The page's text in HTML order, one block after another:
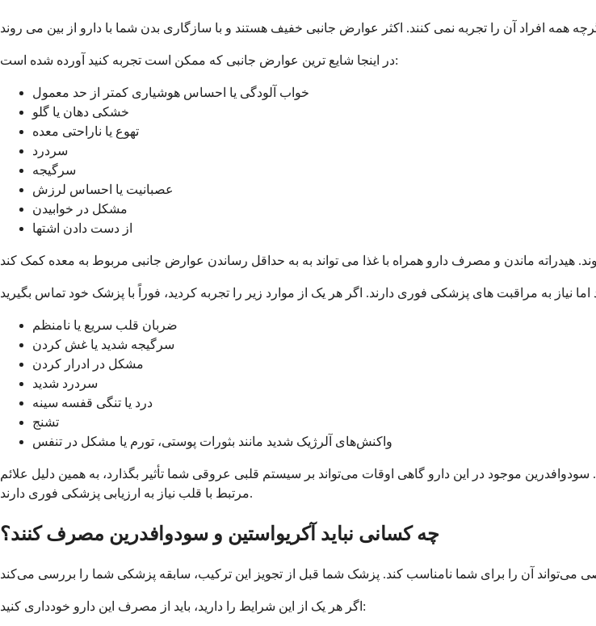
در اینجا شایع ترین عوارض جانبی که ممکن است تجربه کنید آورده شده است:
خواب آلودگی یا احساس هوشیاری کمتر از حد معمول
خشکی دهان یا گلو
تهوع یا ناراحتی معده
سردرد
سرگیجه
عصبانیت یا احساس لرزش
مشکل در خوابیدن
از دست دادن اشتها
ضربان قلب سریع یا نامنظم
سرگیجه شدید یا غش کردن
مشکل در ادرار کردن
سردرد شدید
درد یا تنگی قفسه سینه
تشنج
واکنش‌های آلرژیک شدید مانند بثورات پوستی، تورم یا مشکل در تنفس
موجود در این دارو گاهی اوقات می‌تواند بر سیستم قلبی عروقی شما تأثیر بگذارد، به همین دلیل علائم
مرتبط با قلب نیاز به ارزیابی پزشکی فوری دارند.
چه کسانی نباید آکریواستین و سودوافدرین مصرف کنند؟
اگر هر یک از این شرایط را دارید، باید از مصرف این دارو خودداری کنید: